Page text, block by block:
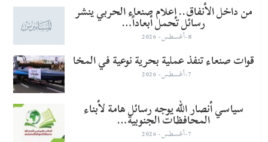
من داخل الأنفاق.. إعلام صنعاء الحربي ينشر
رسائل تحمل أبعاداً…
8-أغسطس- 2026
قوات صنعاء تنفذ عملية بحرية نوعية في المخا
7-أغسطس- 2026
سياسي أنصار الله يوجه رسائل هامة لأبناء
المحافظات الجنوبية…
7-أغسطس- 2026